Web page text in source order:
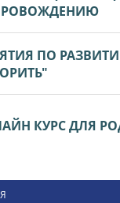
ПО
КУРС ДЛЯ